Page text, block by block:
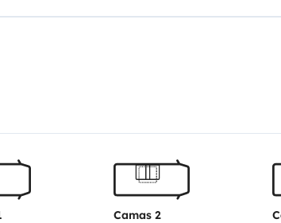
Camas 2